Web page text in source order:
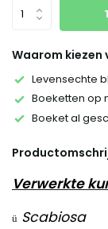
Waarom kiezen
Levensechte
Boeketten op
Boeket al
Verwerkte
ü Scabiosa